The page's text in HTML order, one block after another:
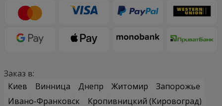
Заказ в:
Киев
Винница Днепр Житомир
Запорожье
Ивано-Франковск
Кропивницкий (Кировоград)